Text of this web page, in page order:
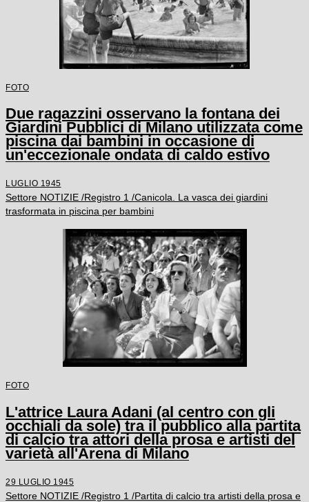
FOTO
Due ragazzini osservano la fontana dei
Giardini Pubblici di Milano utilizzata come
piscina dai bambini in occasione di
un'eccezionale ondata di caldo estivo
LUGLIO 1945
Settore NOTIZIE /Registro 1 /Canicola. La vasca dei giardini
trasformata in piscina per bambini
FOTO
L'attrice Laura Adani (al centro con gli
occhiali da sole) tra il pubblico alla partita
di calcio tra attori della prosa e artisti del
varietà all'Arena di Milano
29 LUGLIO 1945
Settore NOTIZIE /Registro 1 /Partita di calcio tra artisti della prosa e